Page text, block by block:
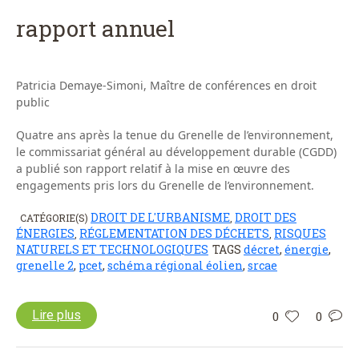
rapport annuel
Patricia Demaye-Simoni, Maître de conférences en droit
public
Quatre ans après la tenue du Grenelle de l’environnement,
le commissariat général au développement durable (CGDD)
a publié son rapport relatif à la mise en œuvre des
engagements pris lors du Grenelle de l’environnement.
CATÉGORIE(S) DROIT DE L'URBANISME DROIT DES
ÉNERGIES RÉGLEMENTATION DES DÉCHETS RISQUES
NATURELS ET TECHNOLOGIQUES TAGS décret, énergie,
grenelle 2, pcet, schéma régional éolien, srcae
0 0
Lire plus